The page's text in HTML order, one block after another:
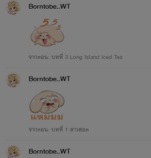
Borntobe..WT
จากตอน: บทที่ 3 Long Island Iced Tea
Borntobe..WT
จากตอน: บทที่ 1 สาวฮอต
Borntobe..WT